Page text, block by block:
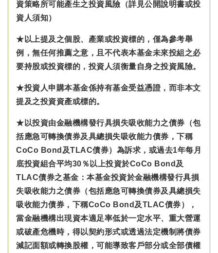
資策略所可能產生之投資風險（詳見公開說明書或投
資人須知）
★以上提及之個股、產業或投資標的，僅為參考舉
例，無任何推薦之意，且不代表本基金未來投組之必
要持股或投資標的，投資人須衡量自身之投資風險。
★投資人申購本基金係持有基金受益憑證，而非本文
提及之投資資產或標的。
★以投資由金融機構發行具損失吸收能力之債券（包
括應急可轉換債券及具總損失吸收能力債券，下稱
CoCo Bond及TLAC債券）為訴求，或過去1年每月
底投資組合平均30％以上投資於CoCo Bond及
TLAC債券之基金：本基金投資於金融機構發行具損
失吸收能力之債券（包括應急可轉換債券及具總損失
吸收能力債券，下稱CoCo Bond及TLAC債券），
當金融機構出現資本適足率低於一定水平、重大營運
或破產危機時，得以契約形式或透過法定機制將債券
減記面額或轉換股權，可能導致客戶部分或全部債權